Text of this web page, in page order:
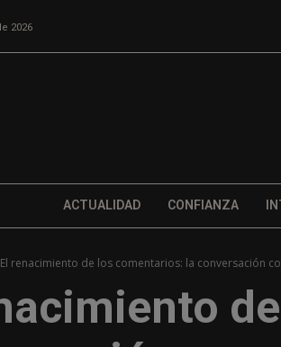
2026
ACTUALIDAD CONFIANZA
El renacimiento de los comentarios: la conversación